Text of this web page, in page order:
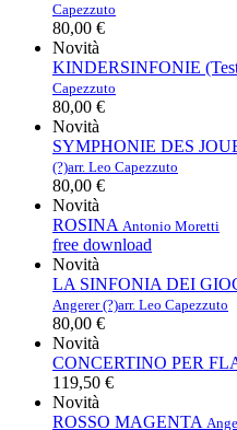
Capezzuto
80,00 €
Novità
KINDERSINFONIE
Capezzuto
80,00 €
Novità
SYMPHONIE DES
(?)arr. Leo Capezzuto
80,00 €
Novità
ROSINA Antonio Moretti
free download
Novità
LA SINFONIA DEI
Angerer (?)arr. Leo Capezzuto
80,00 €
Novità
CONCERTINO PER
119,50 €
Novità
ROSSO MAGENTA